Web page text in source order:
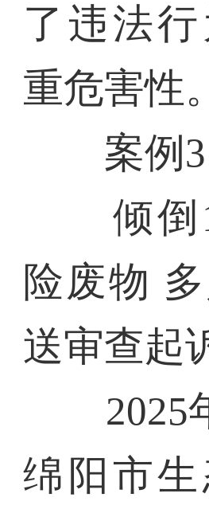
了违法
重危害性。
案例3
倾倒
险废物
送审查起
2025年
绵阳市